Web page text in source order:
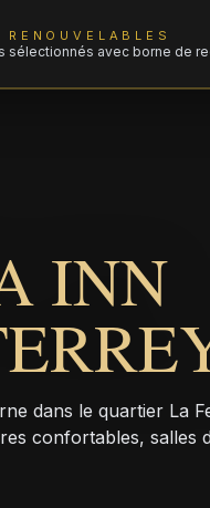
RENOUVELABLES
sélectionnés avec borne de
INN
dans le quartier La
confortables, salles